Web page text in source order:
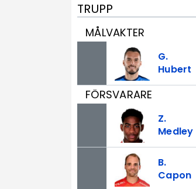
TRUPP
MÅLVAKTER
G.
Hubert
FÖRSVARARE
Z.
Medley
B.
Capon